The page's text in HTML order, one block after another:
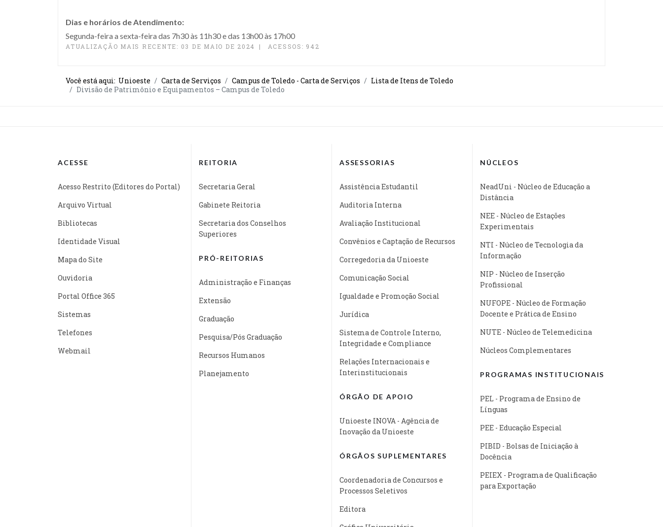
Dias e horários de Atendimento:
Segunda-feira a sexta-feira das 7h30 às 11h30 e das 13h00 às 17h00
ATUALIZAÇÃO MAIS RECENTE: 03 DE MAIO DE 2024 ACESSOS: 942
Você está aqui: Unioeste Carta de Serviços Campus de Toledo - Carta de Serviços
Lista de Itens de Toledo
Divisão de Patrimônio e Equipamentos – Campus de Toledo
ACESSE
Acesso Restrito (Editores do Portal)
Arquivo Virtual
Bibliotecas
Identidade Visual
Mapa do Site
Ouvidoria
Portal Office 365
Sistemas
Telefones
Webmail
REITORIA
Secretaria Geral
Gabinete Reitoria
Secretaria dos Conselhos
Superiores
PRÓ-REITORIAS
Administração e Finanças
Extensão
Graduação
Pesquisa/Pós Graduação
Recursos Humanos
Planejamento
ASSESSORIAS
Assistência Estudantil
Auditoria Interna
Avaliação Institucional
Convênios e Captação de Recursos
Corregedoria da Unioeste
Comunicação Social
Igualdade e Promoção Social
Jurídica
Sistema de Controle Interno,
Integridade e Compliance
Relações Internacionais e
Interinstitucionais
ÓRGÃO DE APOIO
Unioeste INOVA - Agência de
Inovação da Unioeste
ÓRGÃOS SUPLEMENTARES
Coordenadoria de Concursos e
Processos Seletivos
Editora
NÚCLEOS
NeadUni - Núcleo de Educação a
Distância
NEE - Núcleo de Estações
Experimentais
NTI - Núcleo de Tecnologia da
Informação
NIP - Núcleo de Inserção
Profissional
NUFOPE - Núcleo de Formação
Docente e Prática de Ensino
NUTE - Núcleo de Telemedicina
Núcleos Complementares
PROGRAMAS INSTITUCIONAIS
PEL - Programa de Ensino de
Línguas
PEE - Educação Especial
PIBID - Bolsas de Iniciação à
Docência
PEIEX - Programa de Qualificação
para Exportação